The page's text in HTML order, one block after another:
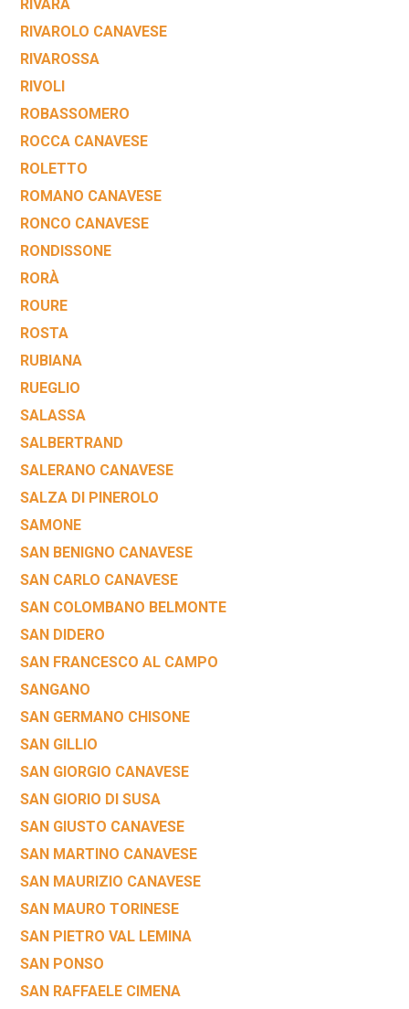
RIVARA
RIVAROLO CANAVESE
RIVAROSSA
RIVOLI
ROBASSOMERO
ROCCA CANAVESE
ROLETTO
ROMANO CANAVESE
RONCO CANAVESE
RONDISSONE
RORÀ
ROURE
ROSTA
RUBIANA
RUEGLIO
SALASSA
SALBERTRAND
SALERANO CANAVESE
SALZA DI PINEROLO
SAMONE
SAN BENIGNO CANAVESE
SAN CARLO CANAVESE
SAN COLOMBANO BELMONTE
SAN DIDERO
SAN FRANCESCO AL CAMPO
SANGANO
SAN GERMANO CHISONE
SAN GILLIO
SAN GIORGIO CANAVESE
SAN GIORIO DI SUSA
SAN GIUSTO CANAVESE
SAN MARTINO CANAVESE
SAN MAURIZIO CANAVESE
SAN MAURO TORINESE
SAN PIETRO VAL LEMINA
SAN PONSO
SAN RAFFAELE CIMENA